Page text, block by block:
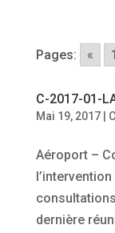
Pages: « 1
C-2017-01-
Mai 19, 2017|
Aéroport –
dernière